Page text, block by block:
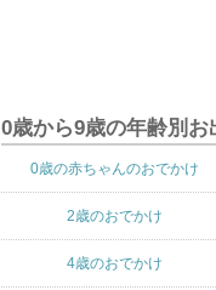
0歳から9歳の年齢別お
0歳の赤ちゃんのおでかけ
2歳のおでかけ
4歳のおでかけ